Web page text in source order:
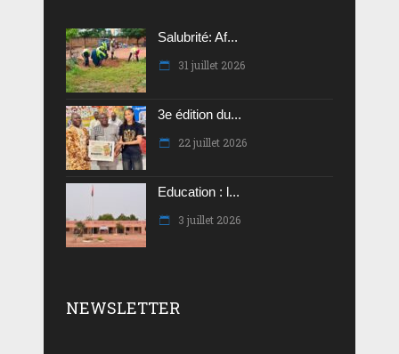
Salubrité: Af...
31 juillet 2026
3e édition du...
22 juillet 2026
Education : l...
3 juillet 2026
NEWSLETTER